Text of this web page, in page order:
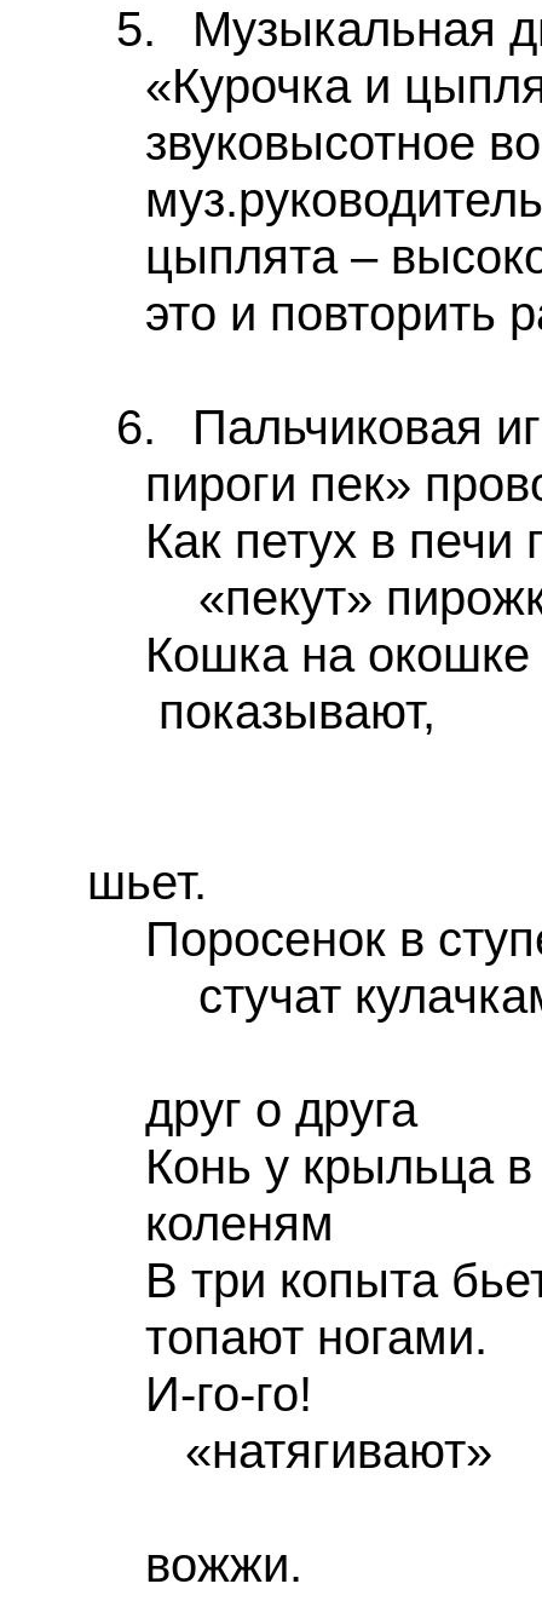
5.
Музыкальная
«Курочка и
звуковысотное
цыплята –
это и повторить
6.
Пальчиковая
пироги пек»
Как петух в
«пекут»
Кошка на
показывают,
шьет.
Поросенок в
стучат
друг о друга
Конь у крыльца
коленям
В три копыта
топают ногами.
И-
«натягивают»
вожжи.